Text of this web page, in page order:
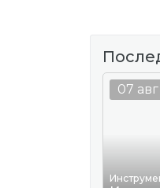
07